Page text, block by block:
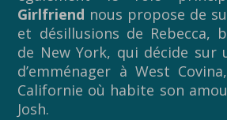
Girlfriend nous propose de
et désillusions de Rebecca,
de New York, qui décide sur
d’emménager à West
Californie où habite son
Josh.